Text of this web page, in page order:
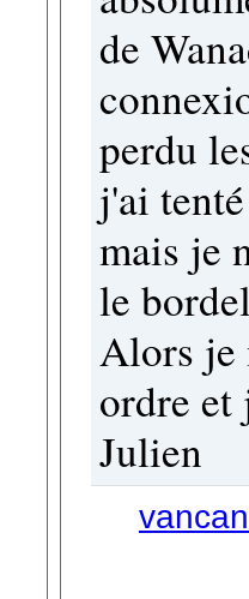
de
perdu
j'ai
mais je
le
Alors je
ordre et
Julien
vancan